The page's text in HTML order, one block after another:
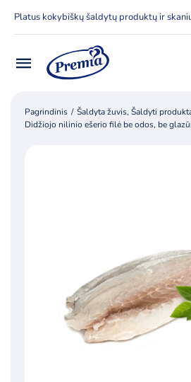
Platus kokybiškų šaldytų produktų ir
Toggle
Navigation
Pradžia
Pagrindinis Šaldyta žuvis Šaldyti
Didžiojo nilinio ešerio filė be odos, be